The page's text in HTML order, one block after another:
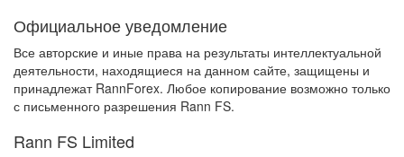
Официальное уведомление
Все авторские и иные права на результаты интеллектуальной
деятельности, находящиеся на данном сайте, защищены и
принадлежат RannForex. Любое копирование возможно только
с письменного разрешения Rann FS.
Rann FS Limited